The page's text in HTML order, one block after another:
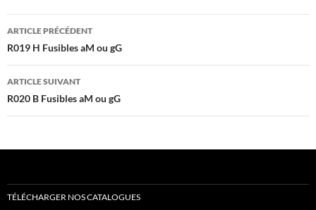
Navigation
des
articles
ARTICLE PRÉCÉDENT
R019 H Fusibles aM ou gG
ARTICLE SUIVANT
R020 B Fusibles aM ou gG
TÉLÉCHARGER NOS CATALOGUES